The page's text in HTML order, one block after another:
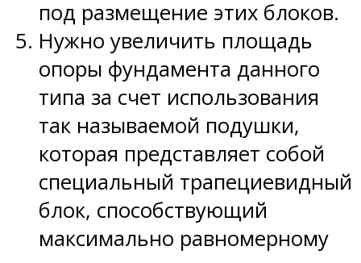
под размещение этих блоков.
Нужно увеличить площадь
опоры фундамента данного
типа за счет использования
так называемой подушки,
которая представляет собой
специальный трапециевидный
блок, способствующий
максимально равномерному